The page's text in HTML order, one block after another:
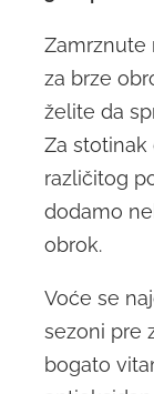
Zamrznute
za brze
želite da
Za stotinak
različitog
dodamo
obrok.
Voće se
sezoni pre
bogato